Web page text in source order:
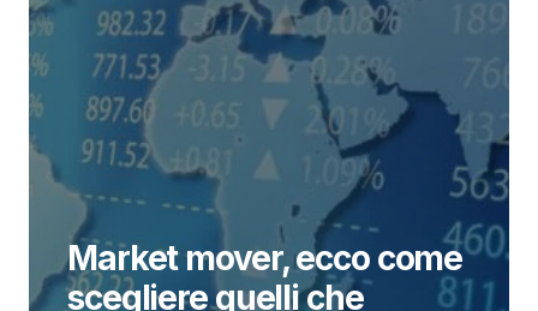
Market mover, ecco come
scegliere quelli che